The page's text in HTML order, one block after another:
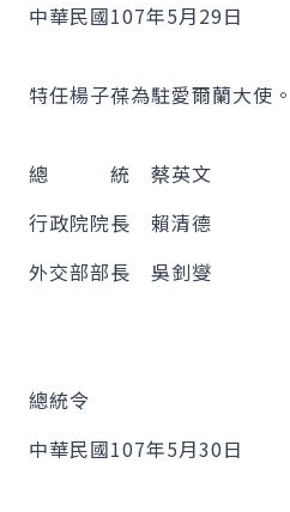
中華民國107年5月29日
特任楊子葆為駐愛爾蘭大使。
總 統 蔡英文
行政院院長 賴清德
外交部部長 吳釗燮
總統令
中華民國107年5月30日